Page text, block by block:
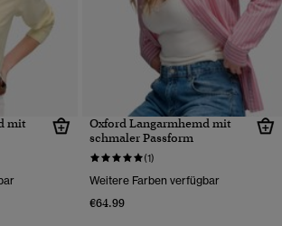
mit
Oxford Langarmhemd mit
schmaler Passform
(1)
Weitere Farben verfügbar
€64.99